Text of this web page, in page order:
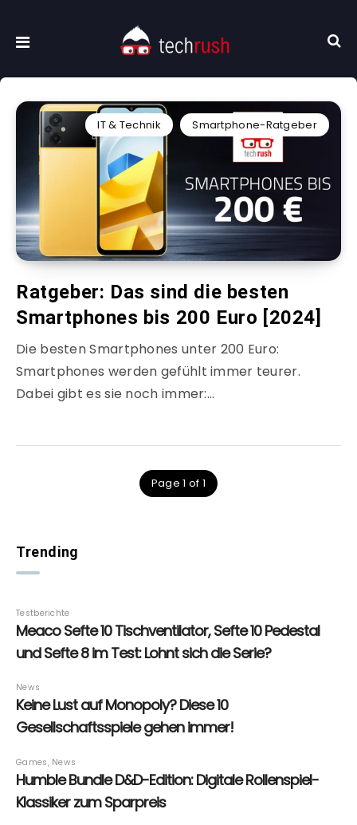
IT & Technik Smartphone-Ratgeber
Ratgeber: Das sind die besten
Smartphones bis 200 Euro [2024]
Die besten Smartphones unter 200 Euro:
Smartphones werden gefühlt immer teurer.
Dabei gibt es sie noch immer:…
Page 1 of 1
Trending